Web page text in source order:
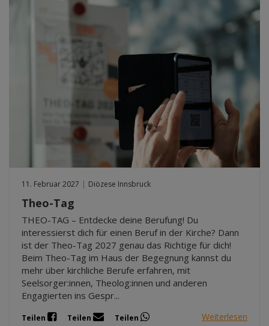
11. Februar 2027 | Diözese Innsbruck
Theo-Tag
THEO-TAG – Entdecke deine Berufung! Du
interessierst dich für einen Beruf in der Kirche? Dann
ist der Theo-Tag 2027 genau das Richtige für dich!
Beim Theo-Tag im Haus der Begegnung kannst du
mehr über kirchliche Berufe erfahren, mit
Seelsorger:innen, Theolog:innen und anderen
Engagierten ins Gespr...
Teilen Teilen Teilen Weiterlesen